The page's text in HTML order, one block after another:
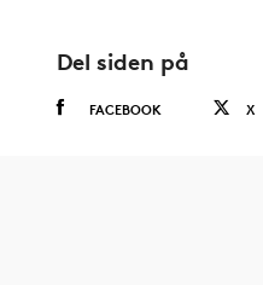
Del siden på
FACEBOOK X